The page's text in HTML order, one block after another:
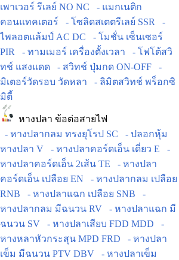
เพาเวอร์ รีเลย์ NO NC
- แมกเนติก
คอนแทคเตอร์
- โซลิดสเตตรีเลย์ SSR
-
ไพลอตแล้มป์ AC DC
- โมชั่น เซ็นเซอร์
PIR
- ทามเมอร์ เครื่องตั้งเวลา
- โฟโต้สวิ
ทช์ แสงแดด
- สวิทช์ ปุ่มกด ON-OFF
-
มิเตอร์วัดรอบ วัดหลา
- ลิมิตสวิทช์ พร็อกซิ
มิตี้
หางปลา ข้อต่อสายไฟ
- หางปลากลม ทรงยุโรป SC
- ปลอกหุ้ม
หางปลา V
- หางปลาคอร์ดเอ็น เดี่ยว E
-
หางปลาคอร์ดเอ็น 2เส้น TE
- หางปลา
คอร์ดเอ็น เปลือย EN
- หางปลากลม เปลือย
RNB
- หางปลาแฉก เปลือย SNB
-
หางปลากลม มีฉนวน RV
- หางปลาแฉก มี
ฉนวน SV
- หางปลาเสียบ FDD MDD
-
หางหลาหัวกระสุน MPD FRD
- หางปลา
เข็ม มีฉนวน PTV DBV
- หางปลาเข็ม